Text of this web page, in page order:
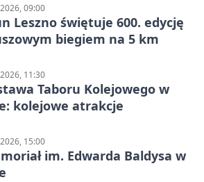
09:00
Leszno świętuje 600. edycję
biegiem na 5 km
11:30
Taboru Kolejowego w
kolejowe atrakcje
15:00
im. Edwarda Baldysa w